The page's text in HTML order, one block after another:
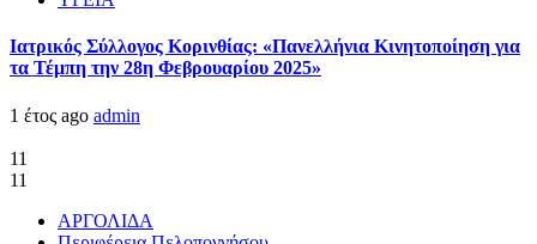
Ιατρικός Σύλλογος Κορινθίας: «Πανελλήνια Κινητοποίηση για
τα Τέμπη την 28η Φεβρουαρίου 2025»
1 έτος ago admin
11
11
ΑΡΓΟΛΙΔΑ